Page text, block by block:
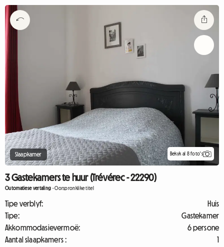
Slaapkamer Bekyk al 8 foto's
3 Gastekamers te huur (Trévérec - 22290)
Outomatiese vertaling -Oorspronklike titel
Tipe verblyf:
Huis
Tipe:
Gastekamer
Akkommodasievermoë:
6 persone
Aantal slaapkamers :
1